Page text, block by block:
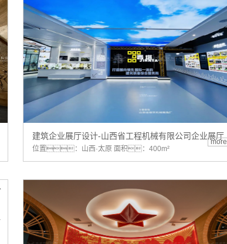
建筑企业展厅设计-山西省工程机械有限公司企业展厅
位置：山西·太原 面积：400m²
more